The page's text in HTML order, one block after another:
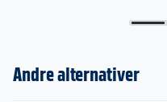
Andre alternativer